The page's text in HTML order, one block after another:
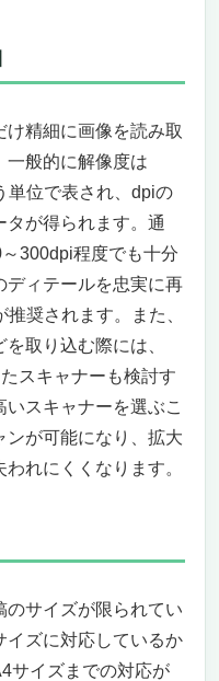
け精細に画像を読み取
一般的に解像度は
単位で表され、dpiの
が得られます。通
300dpi程度でも十分
ディテールを忠実に再
奨されます。また、
取り込む際には、
スキャナーも検討す
スキャナーを選ぶこ
ンが可能になり、拡大
れにくくなります。
のサイズが限られてい
イズに対応しているか
サイズまでの対応が